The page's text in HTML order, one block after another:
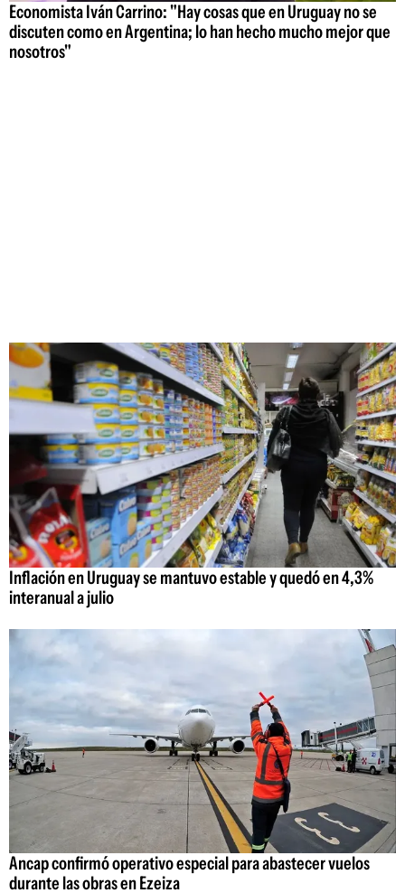
Economista Iván Carrino: "Hay cosas que en Uruguay no se
discuten como en Argentina; lo han hecho mucho mejor que
nosotros"
Inflación en Uruguay se mantuvo estable y quedó en 4,3%
interanual a julio
Ancap confirmó operativo especial para abastecer vuelos
durante las obras en Ezeiza